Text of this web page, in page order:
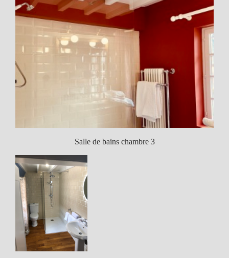
Salle de bains chambre 3